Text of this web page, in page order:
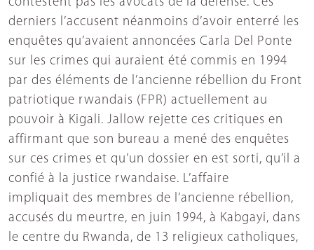
contestent pas les avocats de la défense. Ces
derniers l’accusent néanmoins d’avoir enterré les
enquêtes qu’avaient annoncées Carla Del Ponte
sur les crimes qui auraient été commis en 1994
par des éléments de l’ancienne rébellion du Front
patriotique rwandais (FPR) actuellement au
pouvoir à Kigali. Jallow rejette ces critiques en
affirmant que son bureau a mené des enquêtes
sur ces crimes et qu’un dossier en est sorti, qu’il a
confié à la justice rwandaise. L’affaire
impliquait des membres de l’ancienne rébellion,
accusés du meurtre, en juin 1994, à Kabgayi, dans
le centre du Rwanda, de 13 religieux catholiques,